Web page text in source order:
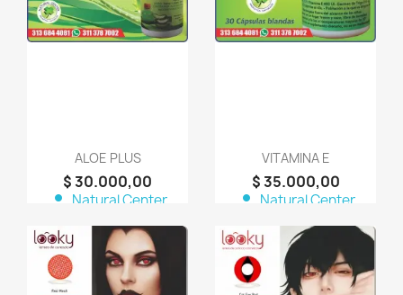
ALOE PLUS
$ 30.000,00
person Natural Center
VITAMINA E
$ 35.000,00
person Natural Center